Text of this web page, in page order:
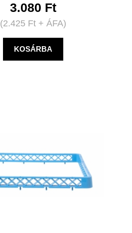
3.080 Ft
(2.425 Ft+ ÁFA)
KOSÁRBA